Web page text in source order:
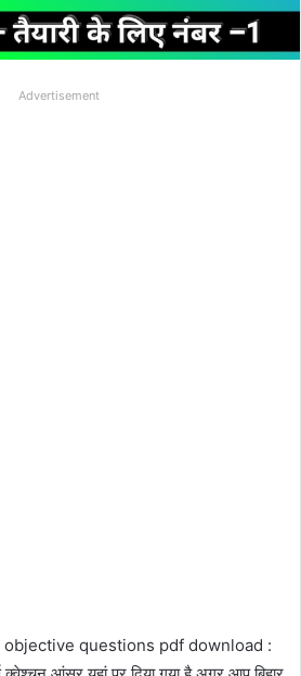
Advertisement
objective questions pdf download :